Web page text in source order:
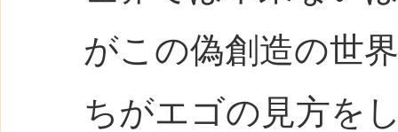
がこの偽創造の世
ちがエゴの見方を